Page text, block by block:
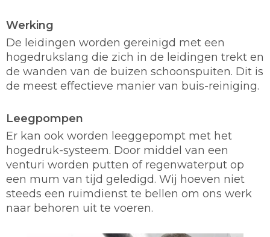
Werking
De leidingen worden gereinigd met een
hogedrukslang die zich in de leidingen trekt en
de wanden van de buizen schoonspuiten. Dit is
de meest effectieve manier van buis-reiniging.
Leegpompen
Er kan ook worden leeggepompt met het
hogedruk-systeem. Door middel van een
venturi worden putten of regenwaterput op
een mum van tijd geledigd. Wij hoeven niet
steeds een ruimdienst te bellen om ons werk
naar behoren uit te voeren.